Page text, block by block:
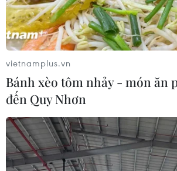
vietnamplus.vn
Bánh xèo tôm nhảy - món ăn
đến Quy Nhơn